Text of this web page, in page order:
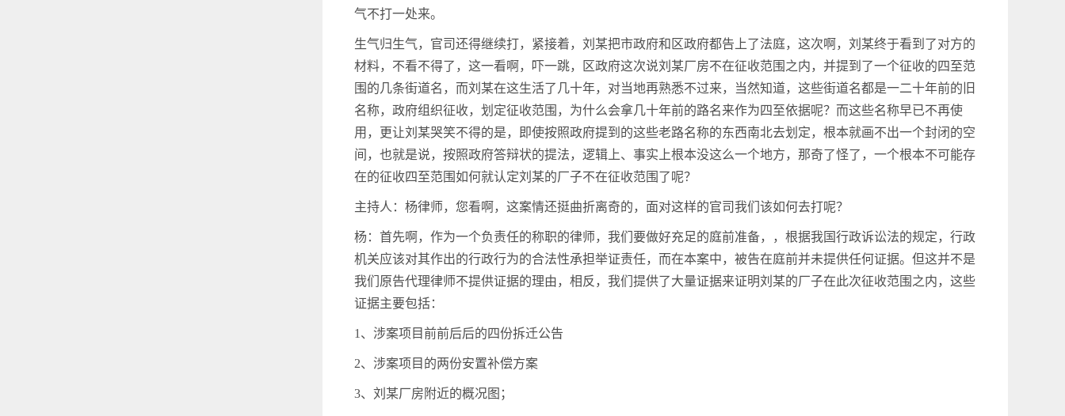
气不打一处来。
生气归生气，官司还得继续打，紧接着，刘某把市政府和区政府都告上了法庭，这次啊，刘某终于看到了对方的
材料，不看不得了，这一看啊，吓一跳，区政府这次说刘某厂房不在征收范围之内，并提到了一个征收的四至范
围的几条街道名，而刘某在这生活了几十年，对当地再熟悉不过来，当然知道，这些街道名都是一二十年前的旧
名称，政府组织征收，划定征收范围，为什么会拿几十年前的路名来作为四至依据呢？而这些名称早已不再使
用，更让刘某哭笑不得的是，即使按照政府提到的这些老路名称的东西南北去划定，根本就画不出一个封闭的空
间，也就是说，按照政府答辩状的提法，逻辑上、事实上根本没这么一个地方，那奇了怪了，一个根本不可能存
在的征收四至范围如何就认定刘某的厂子不在征收范围了呢？
主持人：杨律师，您看啊，这案情还挺曲折离奇的，面对这样的官司我们该如何去打呢？
杨：首先啊，作为一个负责任的称职的律师，我们要做好充足的庭前准备，，根据我国行政诉讼法的规定，行政
机关应该对其作出的行政行为的合法性承担举证责任，而在本案中，被告在庭前并未提供任何证据。但这并不是
我们原告代理律师不提供证据的理由，相反，我们提供了大量证据来证明刘某的厂子在此次征收范围之内，这些
证据主要包括：
1、涉案项目前前后后的四份拆迁公告
2、涉案项目的两份安置补偿方案
3、刘某厂房附近的概况图；